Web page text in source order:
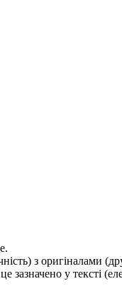
з оригіналами
у тексті